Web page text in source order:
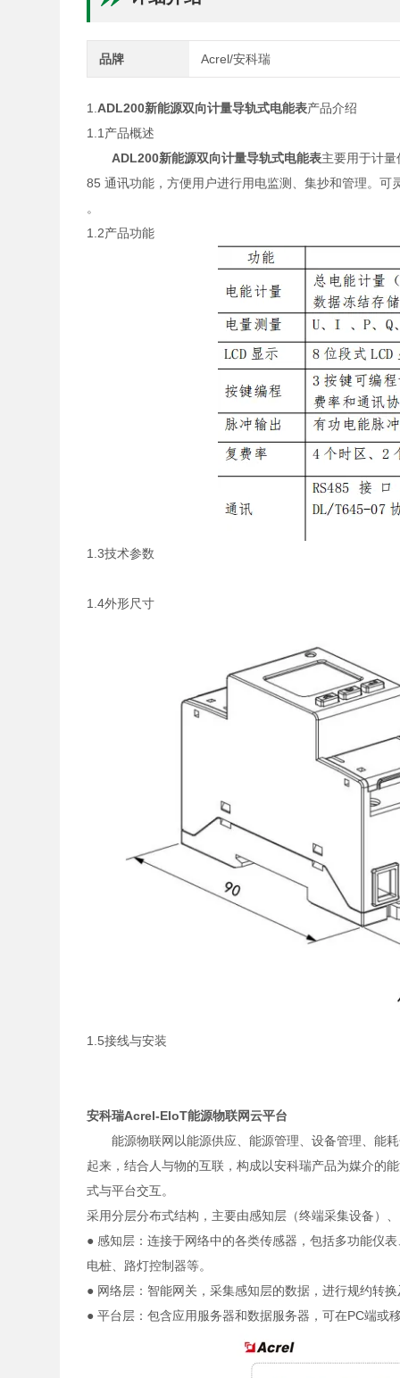
品牌 Acrel/安科瑞
1. ADL200新能源双向计量导轨式电能表产品介绍
1.1产品概述
ADL200新能源双向计量导轨式电能表主要用于计
85 通讯功能，方便用户进行用电监测、集抄和管理。
。
1.2产品功能
1.3技术参数
1.4外形尺寸
1.5接线与安装
安科瑞Acrel-EIoT能源物联网云平台
能源物联网以能源供应、能源管理、设备管理、能
起来，结合人与物的互联，构成以安科瑞产品为媒介的
式与平台交互。
采用分层分布式结构，主要由感知层（终端采集设备）
● 感知层：连接于网络中的各类传感器，包括多功能仪
电桩、路灯控制器等。
● 网络层：智能网关，采集感知层的数据，进行规约转
● 平台层：包含应用服务器和数据服务器，可在PC端或